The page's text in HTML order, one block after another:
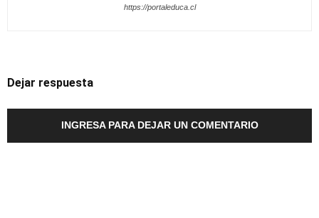
https://portaleduca.cl
Dejar respuesta
INGRESA PARA DEJAR UN COMENTARIO